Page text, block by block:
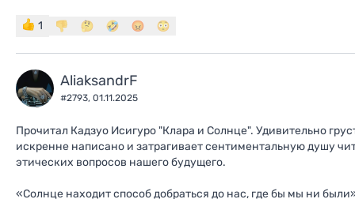
1
AliaksandrF
#2793, 01.11.2025
Прочитал Кадзуо Исигуро "Клара и Солнце". Удивительно
искренне написано и затрагивает сентиментальную душу
этических вопросов нашего будущего.
«Солнце находит способ добраться до нас, где бы мы ни